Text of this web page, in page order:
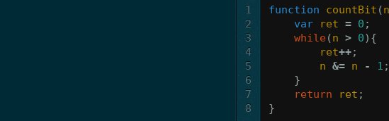
1
2
3
4
5
6
7
8
function countBit (n
var
ret = 0 ;
while (n > 0){
ret++;
n &= n - 1 ;
}
return
ret ;
}